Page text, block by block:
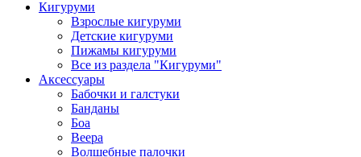
Кигуруми
Взрослые кигуруми
Детские кигуруми
Пижамы кигуруми
Все из раздела "Кигуруми"
Аксессуары
Бабочки и галстуки
Банданы
Боа
Веера
Волшебные палочки